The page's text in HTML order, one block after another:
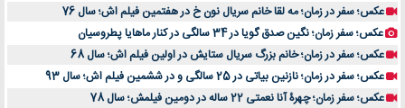
عکس؛ سفر در زمان؛ مه لقا خانم سریال نون خ در هفتمین فیلم اش؛ سال 76
عکس؛ سفر زمان؛ نگین صدق گویا در 34 سالگی در کنار ماهایا پطروسیان
عکس؛ سفر در زمان؛ خانم بزرگ سریال ستایش در اولین فیلم اش؛ سال 68
عکس؛ سفر در زمان؛ نازنین بیاتی در 25 سالگی و در ششمین فیلم اش؛ سال 93
عکس؛ سفر زمان؛ چهرۀ آنا نعمتی 22 ساله در دومین فیلمش؛ سال 78